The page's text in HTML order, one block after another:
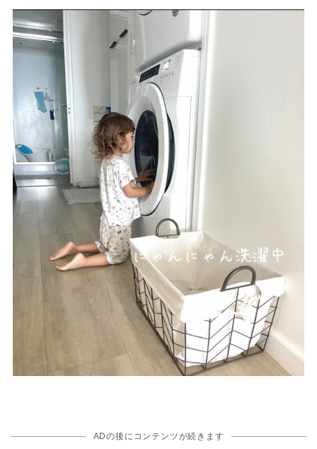
ADの後にコンテンツが続きます